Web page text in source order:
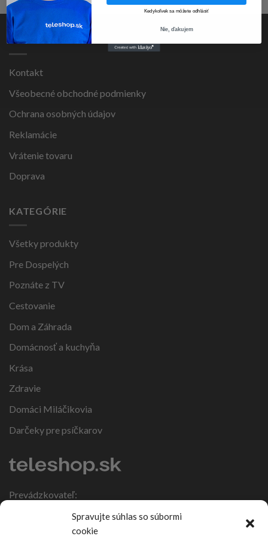
Spravujte súhlas so súbormi
cookie
PRE ZÁKAZNÍKOV
Kontakt
Všeobecné obchodné podmienky
Ochrana osobných údajov
Reklamácie
Vrátenie tovaru
Doprava
KATEGÓRIE
Všetky produkty
Pre Dospelých
Poznáte z TV
Cestovanie
Dom a Záhrada
Domácnosť a kuchyňa
Krása
Zdravie
Domáci Miláčikovia
Darčeky pre psíčkarov
Prevádzkovateľ:
DIČ: 1086270988
Kedykoľvek sa môžete odhlásiť
Nie, ďakujem